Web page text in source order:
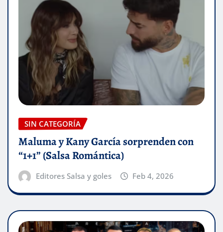
SIN CATEGORÍA
Maluma y Kany García sorprenden con
“1+1” (Salsa Romántica)
Editores Salsa y goles Feb 4, 2026